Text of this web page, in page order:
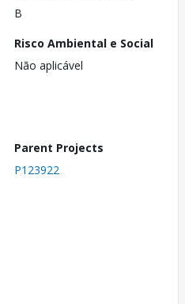
B
Risco Ambiental e Social
Não aplicável
Parent Projects
P123922